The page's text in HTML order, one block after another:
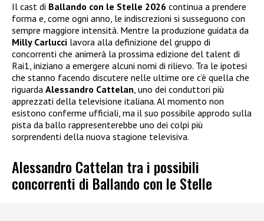
Il cast di Ballando con le Stelle 2026 continua a prendere
forma e, come ogni anno, le indiscrezioni si susseguono con
sempre maggiore intensità. Mentre la produzione guidata da
Milly Carlucci lavora alla definizione del gruppo di
concorrenti che animerà la prossima edizione del talent di
Rai1, iniziano a emergere alcuni nomi di rilievo. Tra le ipotesi
che stanno facendo discutere nelle ultime ore c’è quella che
riguarda Alessandro Cattelan, uno dei conduttori più
apprezzati della televisione italiana. Al momento non
esistono conferme ufficiali, ma il suo possibile approdo sulla
pista da ballo rappresenterebbe uno dei colpi più
sorprendenti della nuova stagione televisiva.
Alessandro Cattelan tra i possibili
concorrenti di Ballando con le Stelle